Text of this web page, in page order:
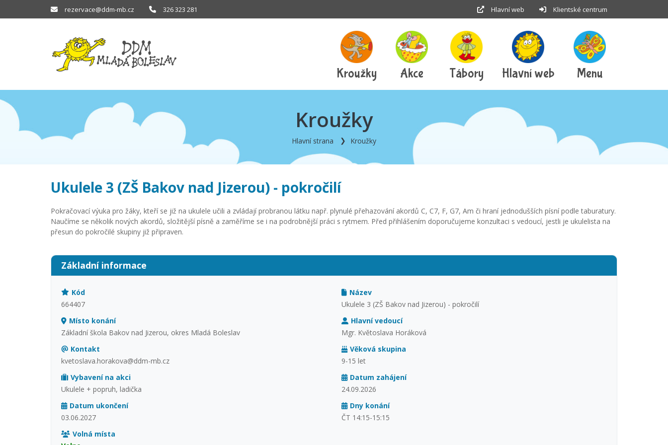
rezervace@ddm-mb.cz 326 323 281 Hlavní web Klientské centrum
Kroužky Akce Tábory Hlavní web Menu
Kroužky
Hlavní strana Kroužky
Ukulele 3 (ZŠ Bakov nad Jizerou) - pokročilí
Pokračovací výuka pro žáky, kteří se již na ukulele učili a zvládají probranou látku např. plynulé přehazování akordů C, C7, F, G7, Am či hraní jednodušších písní podle taburatury.
Naučíme se několik nových akordů, složitější písně a zaměříme se i na podrobnější práci s rytmem. Před přihlášením doporučujeme konzultaci s vedoucí, jestli je ukulelista na
přesun do pokročilé skupiny již připraven.
Základní informace
Kód
664407
Název
Ukulele 3 (ZŠ Bakov nad Jizerou) - pokročilí
Místo konání
Základní škola Bakov nad Jizerou, okres Mladá Boleslav
Hlavní vedoucí
Mgr. Květoslava Horáková
Kontakt
kvetoslava.horakova@ddm-mb.cz
Věková skupina
9-15 let
Vybavení na akci
Ukulele + popruh, ladička
Datum zahájení
24.09.2026
Datum ukončení
03.06.2027
Dny konání
ČT 14:15-15:15
Volná místa